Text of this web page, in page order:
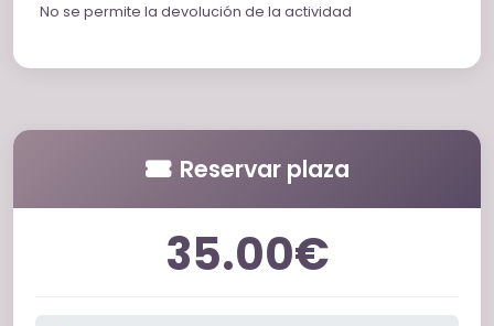
No se permite la devolución de la actividad
Reservar plaza
35.00€